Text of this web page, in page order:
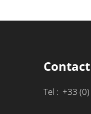
Contact
Tel : +33